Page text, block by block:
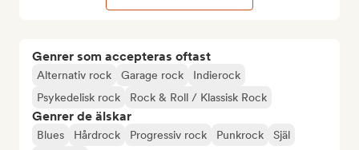
Genrer som accepteras oftast
Alternativ rock Garage rock
Indierock
Psykedelisk rock
Rock & Roll / Klassisk Rock
Genrer de älskar
Blues Hårdrock Progressiv rock Punkrock
Själ